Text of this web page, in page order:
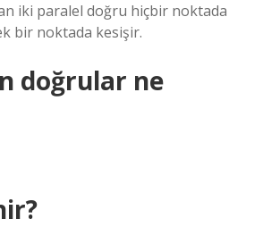
iki paralel doğru hiçbir noktada
bir noktada kesişir.
doğrular ne